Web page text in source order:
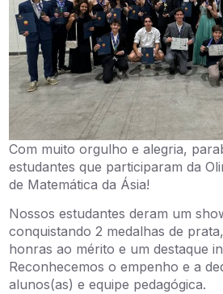
Com muito orgulho e alegria,
estudantes que participaram da
de Matemática da Ásia!
Nossos estudantes deram um
conquistando 2 medalhas de
honras ao mérito e um destaque
Reconhecemos o empenho e a
alunos(as) e equipe pedagógica.